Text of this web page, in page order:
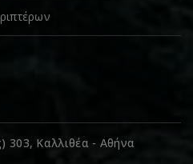
303, Καλλιθέα - Αθήνα